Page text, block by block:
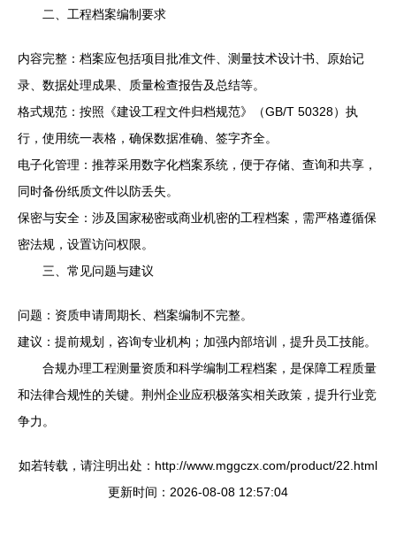
二、工程档案编制要求
内容完整：档案应包括项目批准文件、测量技术设计书、原始记
录、数据处理成果、质量检查报告及总结等。
格式规范：按照《建设工程文件归档规范》（GB/T 50328）执
行，使用统一表格，确保数据准确、签字齐全。
电子化管理：推荐采用数字化档案系统，便于存储、查询和共享，
同时备份纸质文件以防丢失。
保密与安全：涉及国家秘密或商业机密的工程档案，需严格遵循保
密法规，设置访问权限。
三、常见问题与建议
问题：资质申请周期长、档案编制不完整。
建议：提前规划，咨询专业机构；加强内部培训，提升员工技能。
合规办理工程测量资质和科学编制工程档案，是保障工程质量
和法律合规性的关键。荆州企业应积极落实相关政策，提升行业竞
争力。
如若转载，请注明出处：http://www.mggczx.com/product/22.html
更新时间：2026-08-08 12:57:04